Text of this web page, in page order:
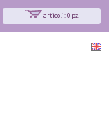
articoli: 0 pz.